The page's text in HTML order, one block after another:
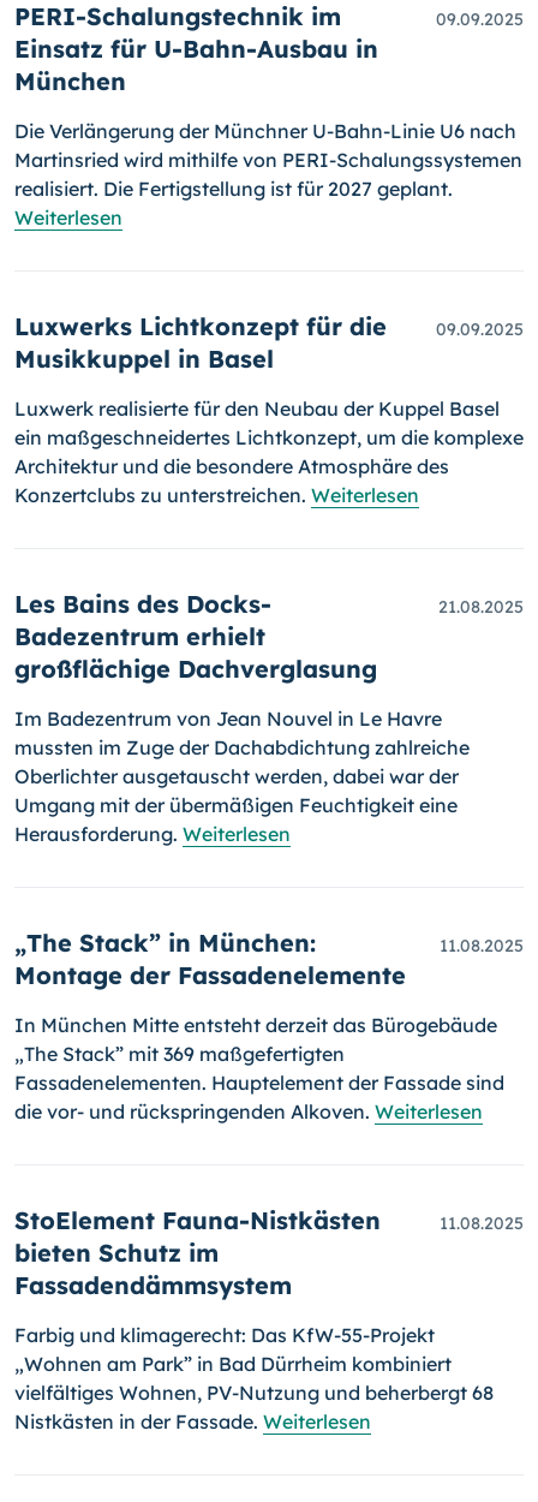
PERI-Schalungstechnik im
Einsatz für U-Bahn-Ausbau in
München
09.09.2025
Die Verlängerung der Münchner U-Bahn-Linie U6 nach
Martinsried wird mithilfe von PERI-Schalungssystemen
realisiert. Die Fertigstellung ist für 2027 geplant.
Weiterlesen
Luxwerks Lichtkonzept für die
Musikkuppel in Basel
09.09.2025
Luxwerk realisierte für den Neubau der Kuppel Basel
ein maßgeschneidertes Lichtkonzept, um die komplexe
Architektur und die besondere Atmosphäre des
Konzertclubs zu unterstreichen. Weiterlesen
Les Bains des Docks-
Badezentrum erhielt
großflächige Dachverglasung
21.08.2025
Im Badezentrum von Jean Nouvel in Le Havre
mussten im Zuge der Dachabdichtung zahlreiche
Oberlichter ausgetauscht werden, dabei war der
Umgang mit der übermäßigen Feuchtigkeit eine
Herausforderung. Weiterlesen
„The Stack” in München:
Montage der Fassadenelemente
11.08.2025
In München Mitte entsteht derzeit das Bürogebäude
„The Stack” mit 369 maßgefertigten
Fassadenelementen. Hauptelement der Fassade sind
die vor- und rückspringenden Alkoven. Weiterlesen
StoElement Fauna-Nistkästen
bieten Schutz im
Fassadendämmsystem
11.08.2025
Farbig und klimagerecht: Das KfW-55-Projekt
„Wohnen am Park” in Bad Dürrheim kombiniert
vielfältiges Wohnen, PV-Nutzung und beherbergt 68
Nistkästen in der Fassade. Weiterlesen